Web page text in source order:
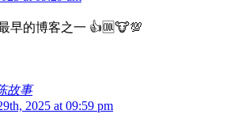
早的博客之一 👍🆒🐮💯
故事
2025 at 09:59 pm